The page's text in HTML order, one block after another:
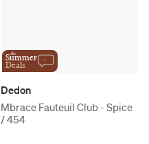
the
Summer
Deals
Dedon
Mbrace Fauteuil Club - Spice
/ 454